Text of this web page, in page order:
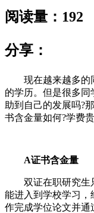
阅读量：192
分享：
现在越来越多的同
的学历。但是很多
助到自己的发展吗?
书含金量如何?学费
A证书含金量
双证在职研究生只
能进入到学校学习，
作完成学位论文并通